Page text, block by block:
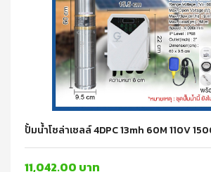
ปั้มน้ำโซล่าเซลล์ 4DPC 13mh 60M 110V
11,042.00 บาท